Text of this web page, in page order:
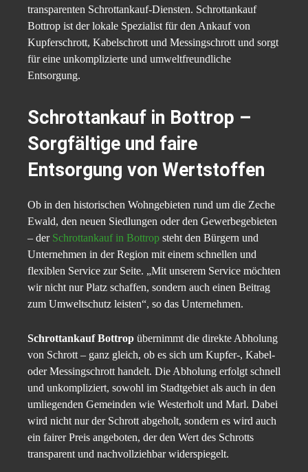
transparenten Schrottankauf-Diensten. Schrottankauf
Bottrop ist der lokale Spezialist für den Ankauf von
Kupferschrott, Kabelschrott und Messingschrott und sorgt
für eine unkomplizierte und umweltfreundliche
Entsorgung.
Schrottankauf in Bottrop –
Sorgfältige und faire
Entsorgung von Wertstoffen
Ob in den historischen Wohngebieten rund um die Zeche
Ewald, den neuen Siedlungen oder den Gewerbegebieten
– der Schrottankauf in Bottrop steht den Bürgern und
Unternehmen in der Region mit einem schnellen und
flexiblen Service zur Seite. „Mit unserem Service möchten
wir nicht nur Platz schaffen, sondern auch einen Beitrag
zum Umweltschutz leisten“, so das Unternehmen.
Schrottankauf Bottrop übernimmt die direkte Abholung
von Schrott – ganz gleich, ob es sich um Kupfer-, Kabel-
oder Messingschrott handelt. Die Abholung erfolgt schnell
und unkompliziert, sowohl im Stadtgebiet als auch in den
umliegenden Gemeinden wie Westerholt und Marl. Dabei
wird nicht nur der Schrott abgeholt, sondern es wird auch
ein fairer Preis angeboten, der den Wert des Schrotts
transparent und nachvollziehbar widerspiegelt.